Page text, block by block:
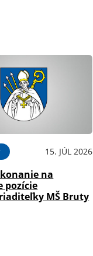
15. JÚL 2026
na
pozície
MŠ Bruty